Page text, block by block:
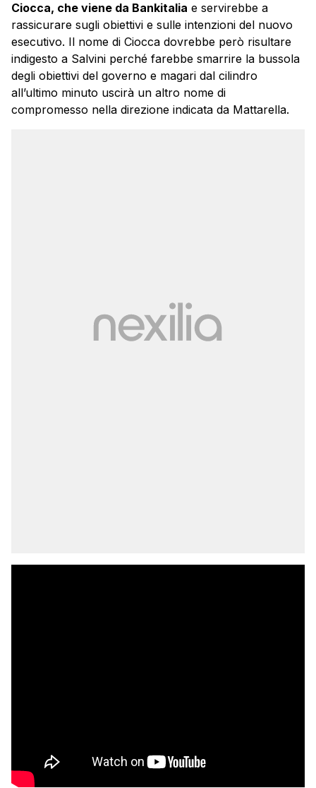
Ciocca, che viene da Bankitalia e servirebbe a
rassicurare sugli obiettivi e sulle intenzioni del nuovo
esecutivo. Il nome di Ciocca dovrebbe però risultare
indigesto a Salvini perché farebbe smarrire la bussola
degli obiettivi del governo e magari dal cilindro
all’ultimo minuto uscirà un altro nome di
compromesso nella direzione indicata da Mattarella.